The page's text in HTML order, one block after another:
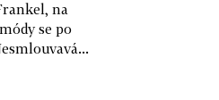
na
se po